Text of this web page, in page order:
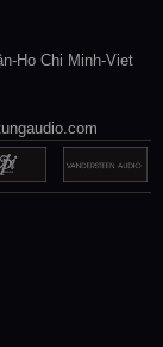
Ho Chi Minh-Viet